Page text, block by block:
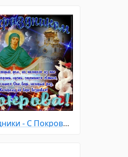
Праздники - С Покровом Пресвятой Богородицы